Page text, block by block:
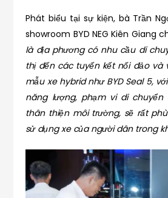
Phát biểu tại sự kiện, bà Trần
showroom BYD NEG Kiên Giang
là địa phương có nhu cầu di
thị đến các tuyến kết nối đảo và
mẫu xe hybrid như BYD Seal 5,
năng lượng, phạm vi di
thân thiện môi trường, sẽ rất
sử dụng xe của người dân trong